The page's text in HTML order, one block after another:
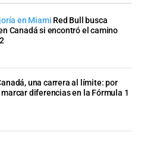
en Miami Red Bull busca
Canadá si encontró el camino
una carrera al límite: por
diferencias en la Fórmula 1